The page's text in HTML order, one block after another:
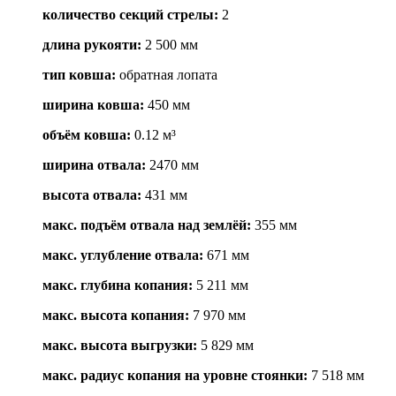
количество секций стрелы: 2
длина рукояти: 2 500 мм
тип ковша: обратная лопата
ширина ковша: 450 мм
объём ковша: 0.12 м³
ширина отвала: 2470 мм
высота отвала: 431 мм
макс. подъём отвала над землёй: 355 мм
макс. углубление отвала: 671 мм
макс. глубина копания: 5 211 мм
макс. высота копания: 7 970 мм
макс. высота выгрузки: 5 829 мм
макс. радиус копания на уровне стоянки: 7 518 мм